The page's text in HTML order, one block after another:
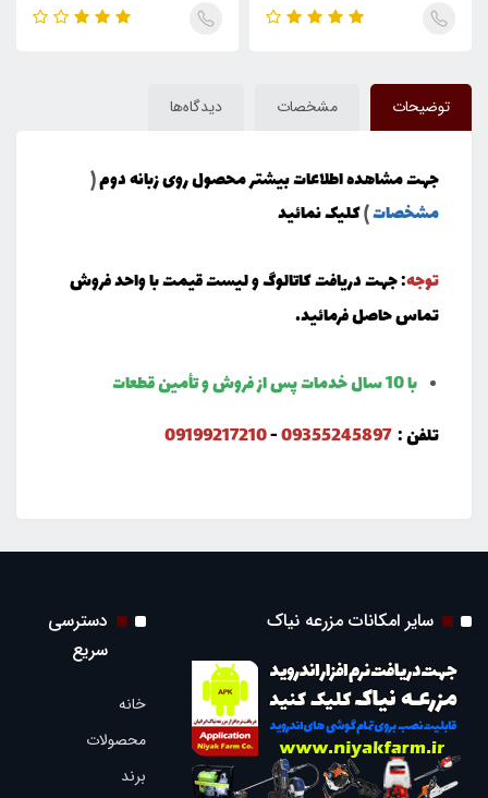
توضیحات مشخصات دیدگاه‌ها
جهت مشاهده اطلاعات بیشتر محصول روی زبانه دوم(
مشخصات)کلیک نمائید
توجه: جهت دریافت کاتالوگ و لیست قیمت با واحد فروش
تماس حاصل فرمائید.
با 10 سال خدمات پس از فروش و تأمین قطعات
تلفن :09355245897
-
09199217210
سایر امکانات مزرعه نیاک
دسترسی
سریع
خانه
محصولات
برند